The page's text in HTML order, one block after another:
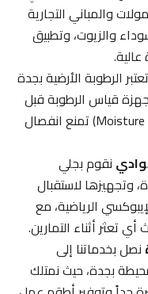
والمباني التجارية
والزيوت، وتطبيق
الرطوبة الأرضية بجدة
قياس الرطوبة قبل
البدء بالعمل، ونوفر مواد عزل (Moisture Barrier) تمنع انفصال
نقوم بجلي
لاستقبال
الرياضية، مع
أثناء التمارين.
بخدماتنا إلى
بجدة، حيث نمتلك